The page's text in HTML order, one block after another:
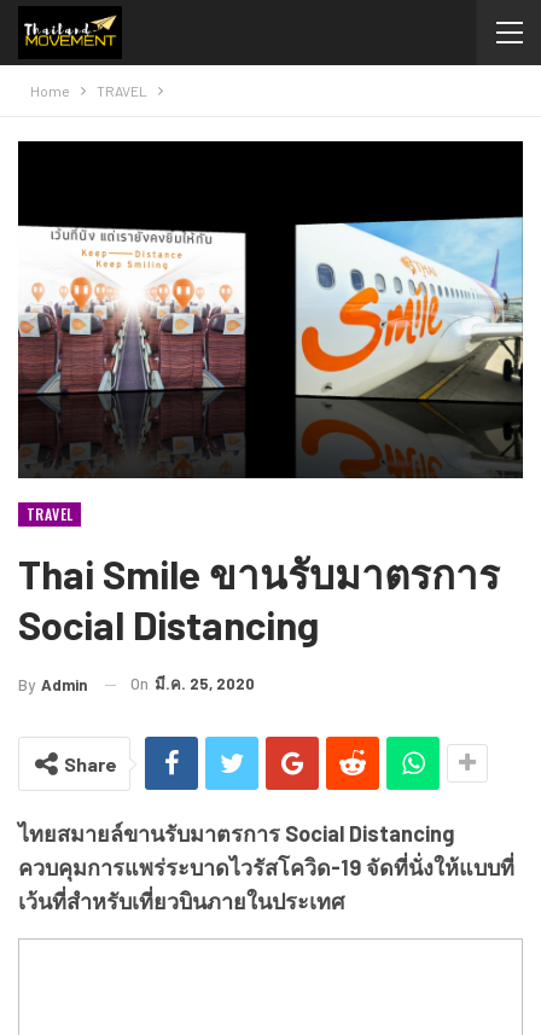
Home TRAVEL
TRAVEL
Thai​ Smile​ ขานรับมาตรการ
Social Distancing
By Admin On มี.ค. 25, 2020
Share
ไทยสมายล์ขานรับมาตรการ Social Distancing
ควบคุมการแพร่ระบาดไวรัสโควิด-19 จัดที่นั่งให้แบบที่
เว้นที่สำหรับเที่ยวบินภายในประเทศ